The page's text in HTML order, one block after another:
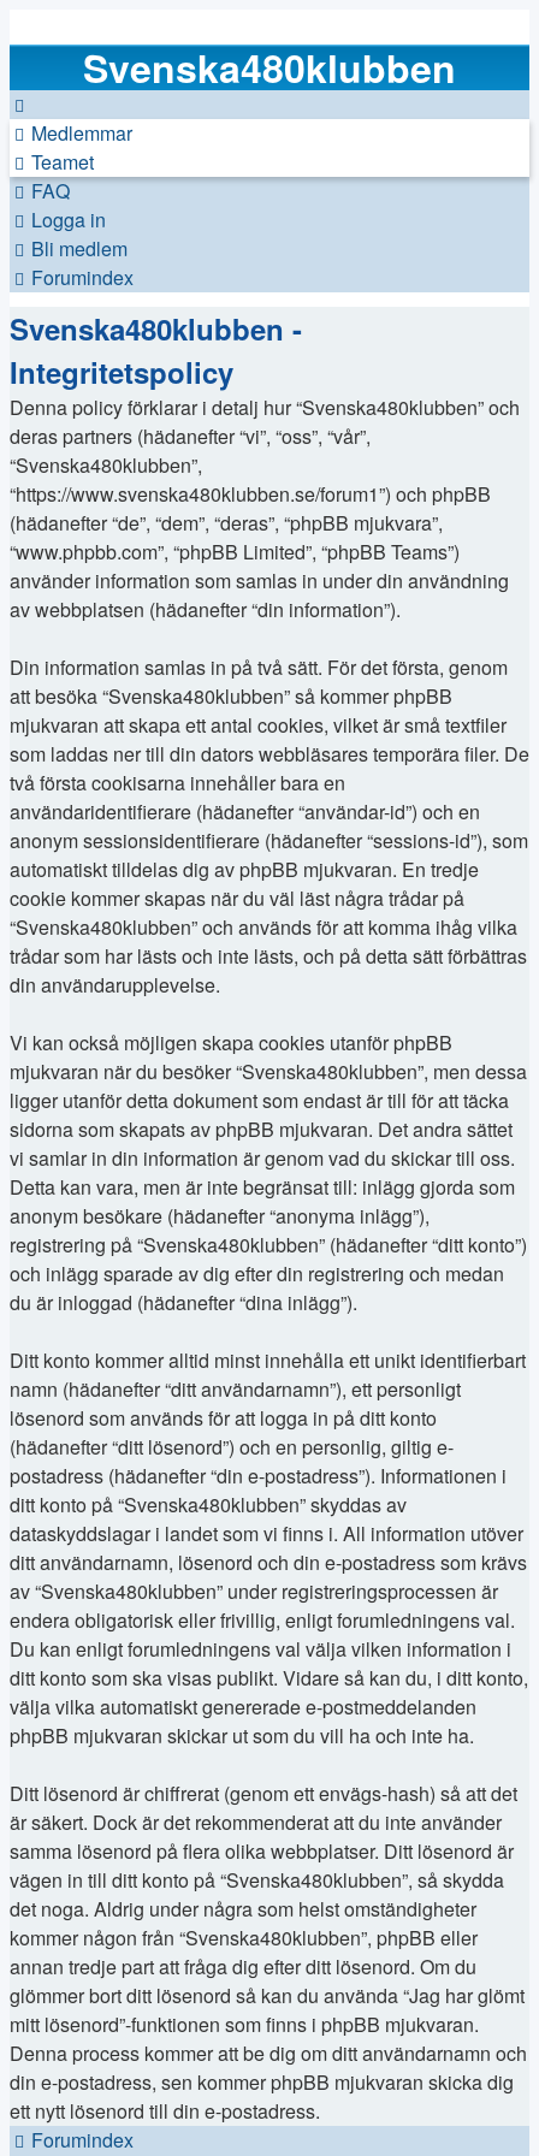
Svenska480klubben
Medlemmar
Teamet
FAQ
Logga in
Bli medlem
Forumindex
Svenska480klubben -
Integritetspolicy
Denna policy förklarar i detalj hur “Svenska480klubben” och
deras partners (hädanefter “vi”, “oss”, “vår”,
“Svenska480klubben”,
“https://www.svenska480klubben.se/forum1”) och phpBB
(hädanefter “de”, “dem”, “deras”, “phpBB mjukvara”,
“www.phpbb.com”, “phpBB Limited”, “phpBB Teams”)
använder information som samlas in under din användning
av webbplatsen (hädanefter “din information”).
Din information samlas in på två sätt. För det första, genom
att besöka “Svenska480klubben” så kommer phpBB
mjukvaran att skapa ett antal cookies, vilket är små textfiler
som laddas ner till din dators webbläsares temporära filer. De
två första cookisarna innehåller bara en
användaridentifierare (hädanefter “användar-id”) och en
anonym sessionsidentifierare (hädanefter “sessions-id”), som
automatiskt tilldelas dig av phpBB mjukvaran. En tredje
cookie kommer skapas när du väl läst några trådar på
“Svenska480klubben” och används för att komma ihåg vilka
trådar som har lästs och inte lästs, och på detta sätt förbättras
din användarupplevelse.
Vi kan också möjligen skapa cookies utanför phpBB
mjukvaran när du besöker “Svenska480klubben”, men dessa
ligger utanför detta dokument som endast är till för att täcka
sidorna som skapats av phpBB mjukvaran. Det andra sättet
vi samlar in din information är genom vad du skickar till oss.
Detta kan vara, men är inte begränsat till: inlägg gjorda som
anonym besökare (hädanefter “anonyma inlägg”),
registrering på “Svenska480klubben” (hädanefter “ditt konto”)
och inlägg sparade av dig efter din registrering och medan
du är inloggad (hädanefter “dina inlägg”).
Ditt konto kommer alltid minst innehålla ett unikt identifierbart
namn (hädanefter “ditt användarnamn”), ett personligt
lösenord som används för att logga in på ditt konto
(hädanefter “ditt lösenord”) och en personlig, giltig e-
postadress (hädanefter “din e-postadress”). Informationen i
ditt konto på “Svenska480klubben” skyddas av
dataskyddslagar i landet som vi finns i. All information utöver
ditt användarnamn, lösenord och din e-postadress som krävs
av “Svenska480klubben” under registreringsprocessen är
endera obligatorisk eller frivillig, enligt forumledningens val.
Du kan enligt forumledningens val välja vilken information i
ditt konto som ska visas publikt. Vidare så kan du, i ditt konto,
välja vilka automatiskt genererade e-postmeddelanden
phpBB mjukvaran skickar ut som du vill ha och inte ha.
Ditt lösenord är chiffrerat (genom ett envägs-hash) så att det
är säkert. Dock är det rekommenderat att du inte använder
samma lösenord på flera olika webbplatser. Ditt lösenord är
vägen in till ditt konto på “Svenska480klubben”, så skydda
det noga. Aldrig under några som helst omständigheter
kommer någon från “Svenska480klubben”, phpBB eller
annan tredje part att fråga dig efter ditt lösenord. Om du
glömmer bort ditt lösenord så kan du använda “Jag har glömt
mitt lösenord”-funktionen som finns i phpBB mjukvaran.
Denna process kommer att be dig om ditt användarnamn och
din e-postadress, sen kommer phpBB mjukvaran skicka dig
ett nytt lösenord till din e-postadress.
Forumindex